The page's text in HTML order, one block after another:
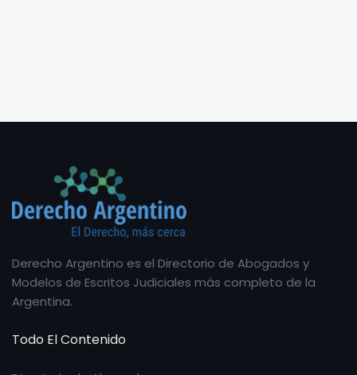
Derecho Argentino es el Directorio de Abogados y
Modelos de Escritos Judiciales más completo de la
Argentina.
Todo El Contenido